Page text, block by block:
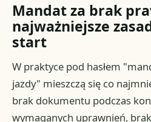
Mandat za brak
najważniejsze
start
W praktyce pod hasłem
jazdy" mieszczą się co
brak dokumentu podczas
wymaganych uprawnień,